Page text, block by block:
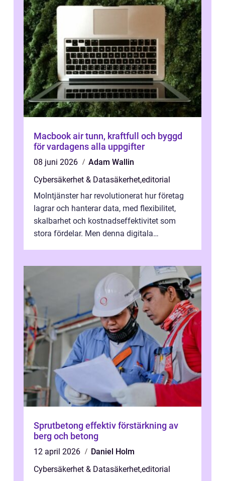
Macbook air tunn, kraftfull och byggd
för vardagens alla uppgifter
08 juni 2026
Adam Wallin
Cybersäkerhet & Datasäkerhet,editorial
Molntjänster har revolutionerat hur företag
lagrar och hanterar data, med flexibilitet,
skalbarhet och kostnadseffektivitet som
stora fördelar. Men denna digitala
Sprutbetong effektiv förstärkning av
berg och betong
12 april 2026
Daniel Holm
Cybersäkerhet & Datasäkerhet,editorial